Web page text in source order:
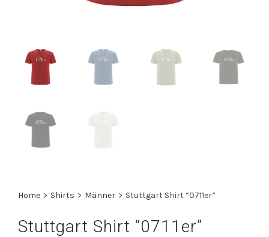
Home > Shirts > Männer > Stuttgart Shirt “0711er”
Stuttgart Shirt “0711er”